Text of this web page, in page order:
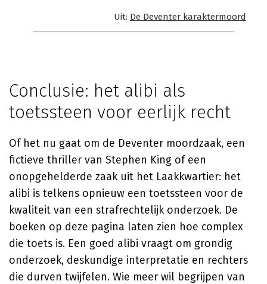
Uit: De Deventer karaktermoord
Conclusie: het alibi als
toetssteen voor eerlijk recht
Of het nu gaat om de Deventer moordzaak, een
fictieve thriller van Stephen King of een
onopgehelderde zaak uit het Laakkwartier: het
alibi is telkens opnieuw een toetssteen voor de
kwaliteit van een strafrechtelijk onderzoek. De
boeken op deze pagina laten zien hoe complex
die toets is. Een goed alibi vraagt om grondig
onderzoek, deskundige interpretatie en rechters
die durven twijfelen. Wie meer wil begrijpen van